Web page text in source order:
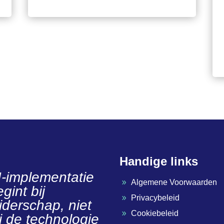
implementatie
bij
niet
de technologie
Handige links
9 Algemene Voorwaarden
9 Privacybeleid
9 Cookiebeleid